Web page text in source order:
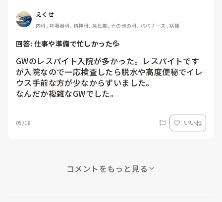
えくせ
内科, 呼吸器科, 精神科, 急性期, その他の科, パパナース, 病棟
回答: 仕事や準備で忙しかった💦
GWのレスパイト入院が多かった。レスパイトです
が入院なので一応検査したら脱水や高度便秘でイレ
ウス手前な方が少なからずいました。
なんだか複雑なGWでした。
05/18 いいね
コメントをもっと見る